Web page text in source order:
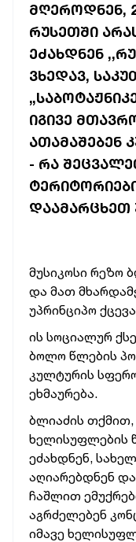
ᲛᲦᲔᲠᲝᲓᲜᲔᲜ,
ᲠᲣᲡᲔᲗᲨᲘ
ᲔᲫᲐᲮᲓᲜᲔᲜ
ᲕᲮᲔᲓᲐᲕ,
ᲘᲒᲘᲕᲔ
ᲐᲗᲐᲛᲐᲨᲔᲑᲔᲜ
- ᲠᲐ
ᲓᲐᲐᲛᲐᲠᲪᲮᲔᲗ
მუსიკოსი რეზო
და მათ
უპრინციპო
ის სოციალურ
ბოლო წლების
კულტურის
ეხმაურება.
ბლიაძის თქმით,
ხელისუფლების
ეძახდნენ,
აღიარებდნენ
ჩაშლით
აგრძელებენ
იმავე